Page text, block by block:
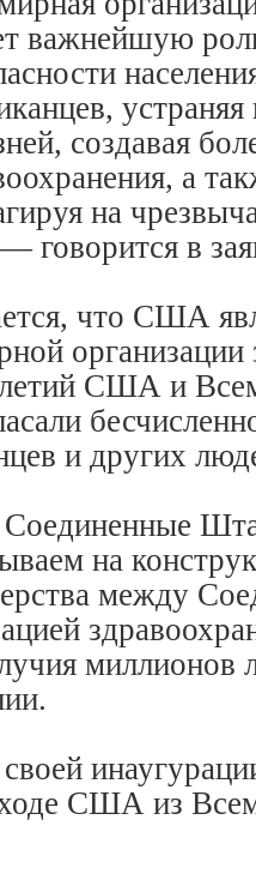
важнейшую
создавая
а
на
говорится в
что США
США и
и других
на
между
США из